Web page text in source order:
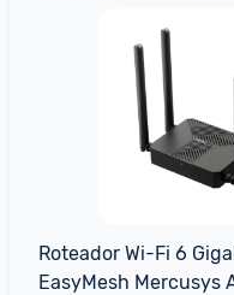
Roteador Wi-Fi 6
EasyMesh Mercusys